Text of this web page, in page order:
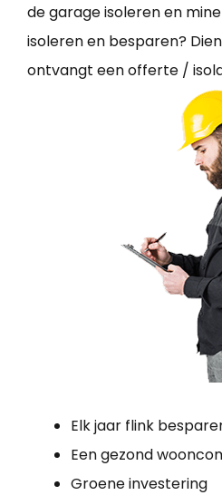
de garage isoleren en
isoleren en besparen?
ontvangt een offerte /
Elk jaar flink
Een gezond
Groene investering